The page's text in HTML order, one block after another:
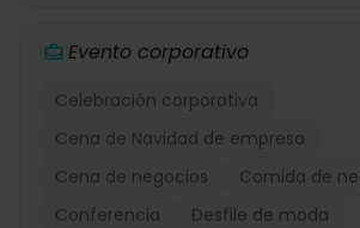
Evento corporativo
Celebración corporativa
Cena de Navidad de empresa
Cena de negocios
Comida de
Conferencia
Desfile de moda